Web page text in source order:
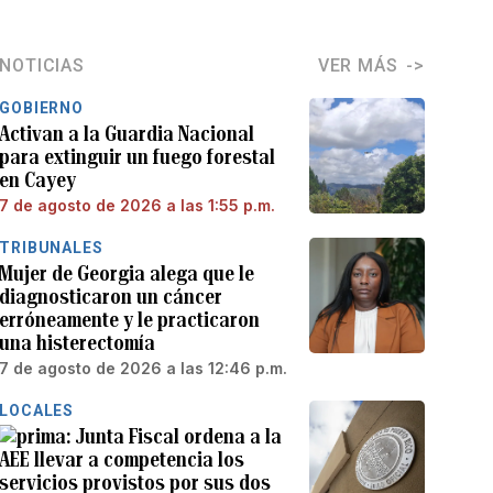
NOTICIAS VER MÁS
GOBIERNO
Activan a la Guardia Nacional
para extinguir un fuego forestal
en Cayey
7 de agosto de 2026 a las 1:55 p.m.
TRIBUNALES
Mujer de Georgia alega que le
diagnosticaron un cáncer
erróneamente y le practicaron
una histerectomía
7 de agosto de 2026 a las 12:46 p.m.
LOCALES
Junta Fiscal ordena a la
AEE llevar a competencia los
servicios provistos por sus dos